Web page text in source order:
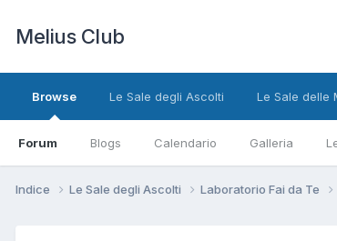
Melius Club
Browse
Forum Blogs Calendario Galleria
Le Sale degli Ascolti Le Sale delle
Indice Le Sale degli Ascolti Laboratorio Fai da Te